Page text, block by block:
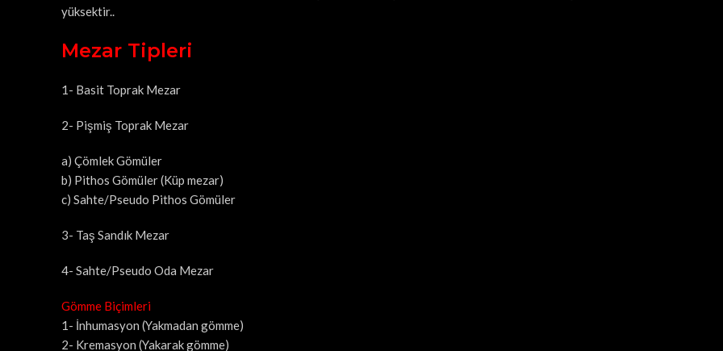
yüksektir..
Mezar Tipleri
1- Basit Toprak Mezar
2- Pişmiş Toprak Mezar
a) Çömlek Gömüler
b) Pithos Gömüler (Küp mezar)
c) Sahte/Pseudo Pithos Gömüler
3- Taş Sandık Mezar
4- Sahte/Pseudo Oda Mezar
Gömme Biçimleri
1- İnhumasyon (Yakmadan gömme)
2- Kremasyon (Yakarak gömme)